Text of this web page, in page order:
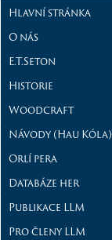
Hlavní stránka
O nás
E.T.Seton
Historie
Woodcraft
Návody (Hau Kóla)
Orlí pera
Databáze her
Publikace LLM
Pro členy LLM